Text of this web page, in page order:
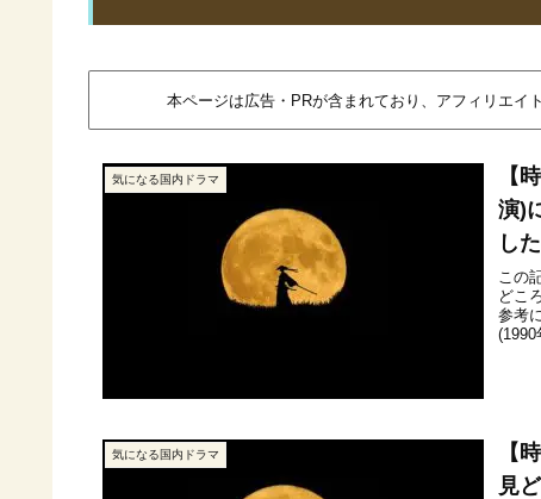
本ページは広告・PRが含まれており、アフィリエイ
気になる国内ドラマ
【
演)
し
この
どこ
参考
気になる国内ドラマ
【
見